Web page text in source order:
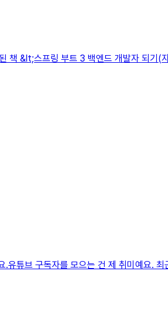
책 &lt;스프링 부트 3 백엔드 개발자 되기
튜브 구독자를 모으는 건 제 취미예요.